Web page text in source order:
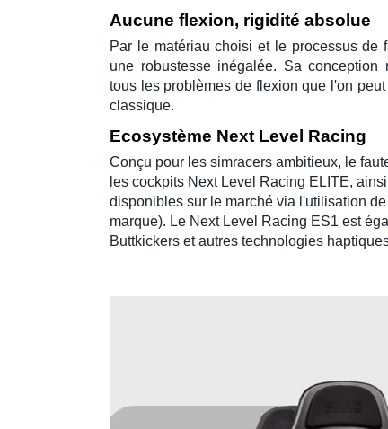
Aucune flexion, rigidité absolue
Par le matériau choisi et le processus de
une robustesse inégalée. Sa conception
tous les problèmes de flexion que l'on
classique.
Ecosystème Next Level Racing
Conçu pour les simracers ambitieux, le
les cockpits Next Level Racing ELITE,
disponibles sur le marché via l'utilisation de
marque). Le Next Level Racing ES1 est
Buttkickers et autres technologies